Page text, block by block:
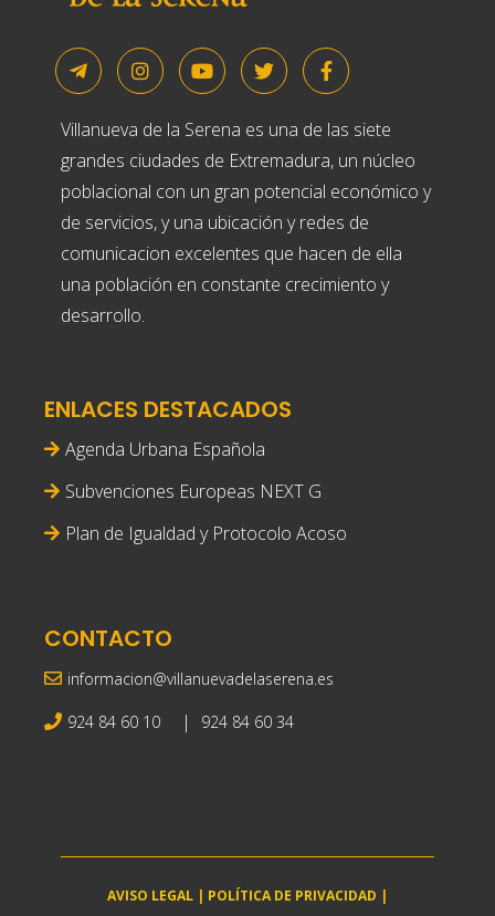
Villanueva de la Serena es una de las siete
grandes ciudades de Extremadura, un núcleo
poblacional con un gran potencial económico y
de servicios, y una ubicación y redes de
comunicacion excelentes que hacen de ella
una población en constante crecimiento y
desarrollo.
ENLACES DESTACADOS
Agenda Urbana Española
Subvenciones Europeas NEXT G
Plan de Igualdad y Protocolo Acoso
CONTACTO
informacion@villanuevadelaserena.es
924 84 60 10 | 924 84 60 34
AVISO LEGAL | POLÍTICA DE PRIVACIDAD |